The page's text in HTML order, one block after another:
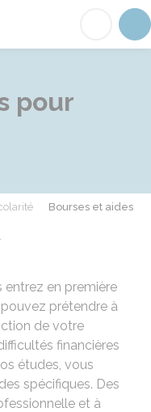
Champagne
pour
Bourses et aides
entrez en première
prétendre à
de votre
financières
études, vous
spécifiques. Des
et à